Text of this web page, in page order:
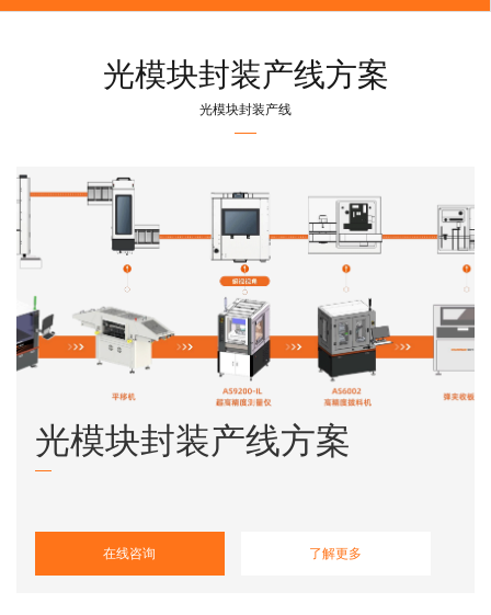
光模块封装产线方案
光模块封装产线
光模块封装产线方案
在线咨询 了解更多